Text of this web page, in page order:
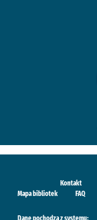
Kontakt
Mapa bibliotek
FAQ
Dane pochodzą z systemu: